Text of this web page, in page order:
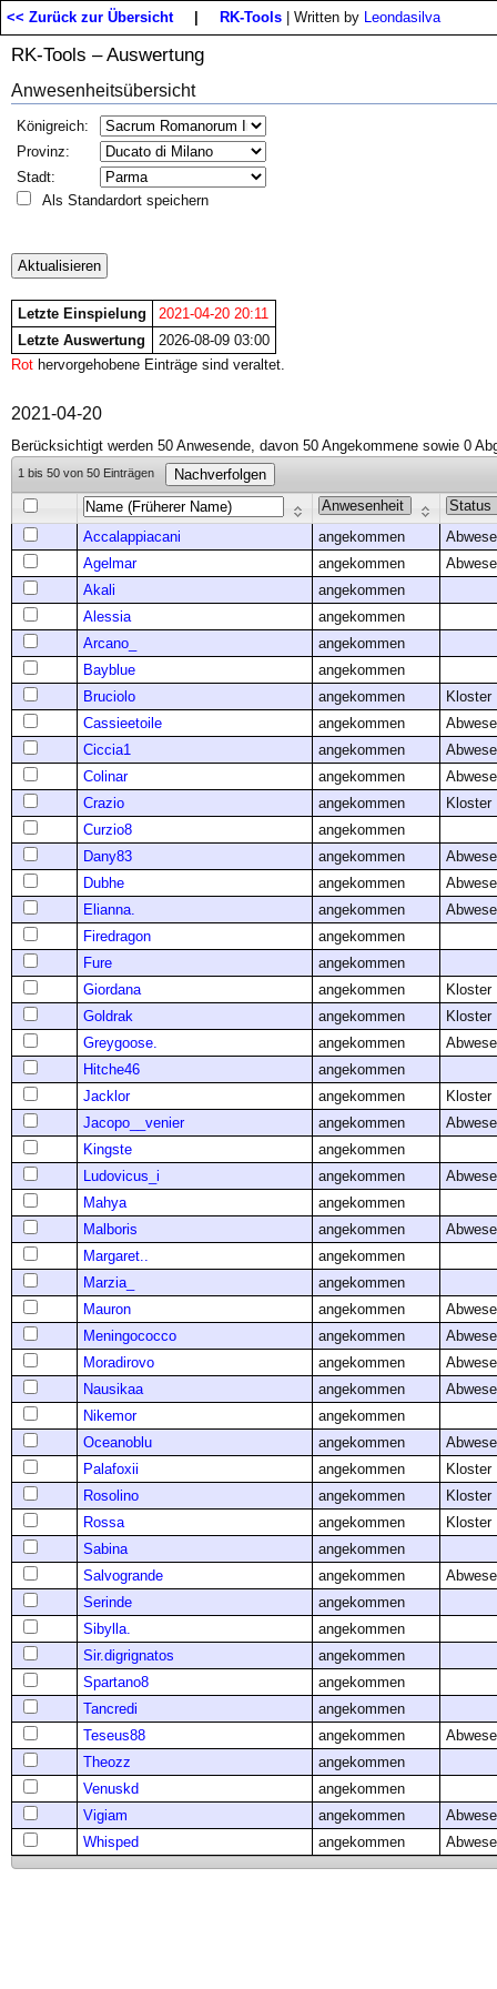
<< Zurück zur Übersicht RK-Tools | Written by Leondasilva
RK-Tools – Auswertung
Anwesenheitsübersicht
Königreich:
Provinz:
Stadt:
Als Standardort speichern
Letzte Einspielung
2021-04-20 20:11
Letzte Auswertung
2026-08-09 03:00
Rot hervorgehobene Einträge sind veraltet.
2021-04-20
Berücksichtigt werden 50 Anwesende, davon 50 Angekommene sowie 0
1 bis 50 von 50 Einträgen Nachverfolgen
Accalappiacani angekommen
Agelmar
angekommen
Akali
angekommen
Alessia
angekommen
Arcano_
angekommen
Bayblue
angekommen
Bruciolo
angekommen
Kloster
Cassieetoile
angekommen
Ciccia1
angekommen
Colinar
angekommen
Crazio
angekommen
Kloster
Curzio8
angekommen
Dany83
angekommen
Dubhe
angekommen
Elianna.
angekommen
Firedragon
angekommen
Fure
angekommen
Giordana
angekommen
Kloster
Goldrak
angekommen
Kloster
Greygoose.
angekommen
Hitche46
angekommen
Jacklor
angekommen
Kloster
Jacopo__venier
angekommen
Kingste
angekommen
Ludovicus_i
angekommen
Mahya
angekommen
Malboris
angekommen
Margaret..
angekommen
Marzia_
angekommen
Mauron
angekommen
Meningococco
angekommen
Moradirovo
angekommen
Nausikaa
angekommen
Nikemor
angekommen
Oceanoblu
angekommen
Palafoxii
angekommen
Kloster
Rosolino
angekommen
Kloster
Rossa
angekommen
Kloster
Sabina
angekommen
Salvogrande
angekommen
Serinde
angekommen
Sibylla.
angekommen
Sir.digrignatos
angekommen
Spartano8
angekommen
Tancredi
angekommen
Teseus88
angekommen
Theozz
angekommen
Venuskd
angekommen
Vigiam
angekommen
Whisped
angekommen